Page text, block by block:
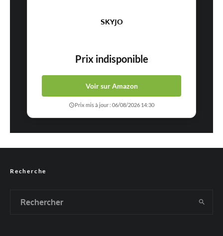
SKYJO
Prix indisponible
Voir sur Amazon
Prix mis à jour : 06/08/2026 14:30
Recherche